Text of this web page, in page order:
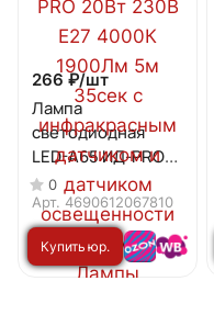
266 ₽/шт
Лампа
светодиодная
LED-A65 ИД-PRO
20Вт 230В Е27
4000К 1900Лм 5м
35сек с
инфракрасным
датчиком и
0
Арт. 4690612067810
Купить юр.